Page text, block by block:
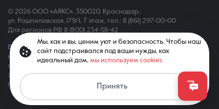
Перезвоните мне
© 2026 ООО «АЯКС», 350020, Краснодар,
ул. Рашпилевская, 179/1, 7 этаж, тел.: 8 (861) 297-00-00
Для регионов РФ 8 (800) 234-58-42
Вся информация, опубликованная на сайте, носит только
информационный характер и не является публичной офертой,
определяемой положениями ст. 437 ГК РФ. Все права
защищены. При копировании материалов с сайта
гиперссылка обязательна
Мы, как и вы, ценим уют и безопасность. Чтобы наш
сайт подстраивался под ваши нужды, как
идеальный дом, мы используем cookies
Принять